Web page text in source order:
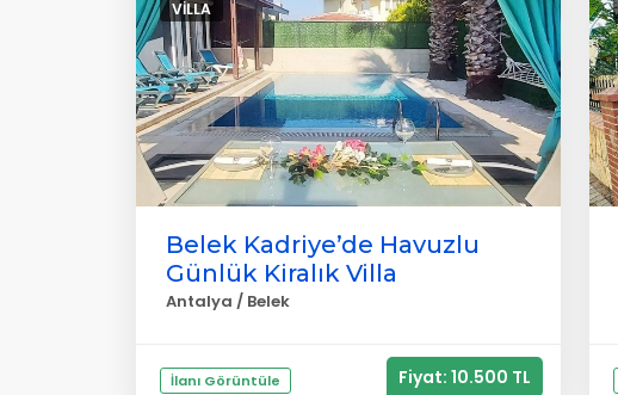
VILLA
Belek Kadriye’de Havuzlu
Günlük Kiralık Villa
Antalya / Belek
İlanı Görüntüle Fiyat: 10.500 TL